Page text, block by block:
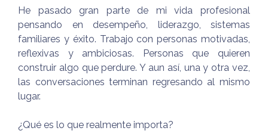
He pasado gran parte de mi vida profesional
pensando en desempeño, liderazgo, sistemas
familiares y éxito. Trabajo con personas motivadas,
reflexivas y ambiciosas. Personas que quieren
construir algo que perdure. Y aun así, una y otra vez,
las conversaciones terminan regresando al mismo
lugar.
¿Qué es lo que realmente importa?